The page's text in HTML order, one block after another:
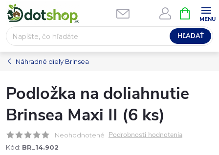
Prejsť
na
obsah
HĽADAŤ
KOŠÍK
Náhradné diely Brinsea
Podložka na doliahnutie
Brinsea Maxi II (6 ks)
Neohodnotené Podrobnosti hodnotenia
Kód: BR_14.902